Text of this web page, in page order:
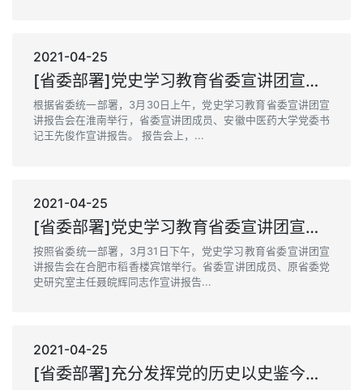
2021-04-25
[省委部署]党史学习教育省委宣讲团宣讲报告会在淮南举行
根据省委统一部署，3月30日上午，党史学习教育省委宣讲团宣
讲报告会在淮南举行，省委宣讲团成员、安徽中医药大学党委书
记王先俊作宣讲报告。 报告会上，...
2021-04-25
[省委部署]党史学习教育省委宣讲团宣讲报告会在省直机关举行
按照省委统一部署，3月31日下午，党史学习教育省委宣讲团宣
讲报告会在合肥市稻香楼宾馆举行。省委宣讲团成员、原省委党
史研究室主任聂皖辉同志作宣讲报告...
2021-04-25
[省委部署]充分发挥党的历史以史鉴今资政育人作用 凝聚建设新阶段现代化美好安徽磅礴力量